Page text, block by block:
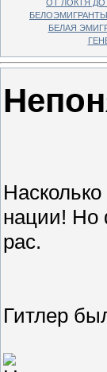
ОТ ЛОКТЯ ДО
БЕЛОЭМИГРАНТЫ
БЕЛАЯ
нации! Но
рас.
Гитлер